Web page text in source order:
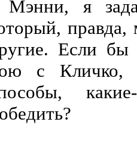
я
правда,
Если бы
с Кличко,